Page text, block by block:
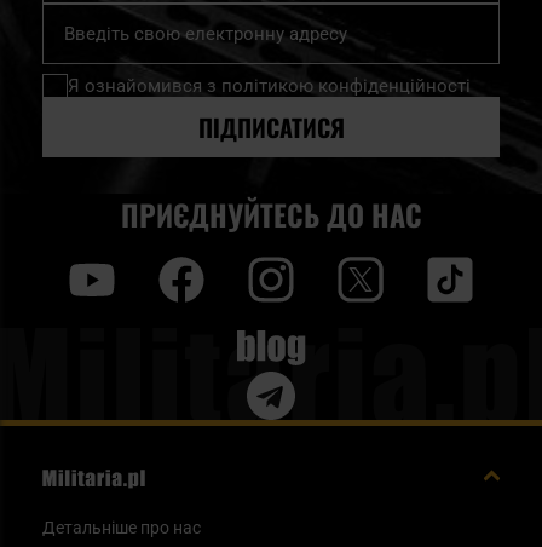
Підпишіться
нашу
розсилку
Я ознайомився з політикою конфіденційності
ПІДПИСАТИСЯ
ПРИЄДНУЙТЕСЬ ДО НАС
Blog
Детальніше про нас